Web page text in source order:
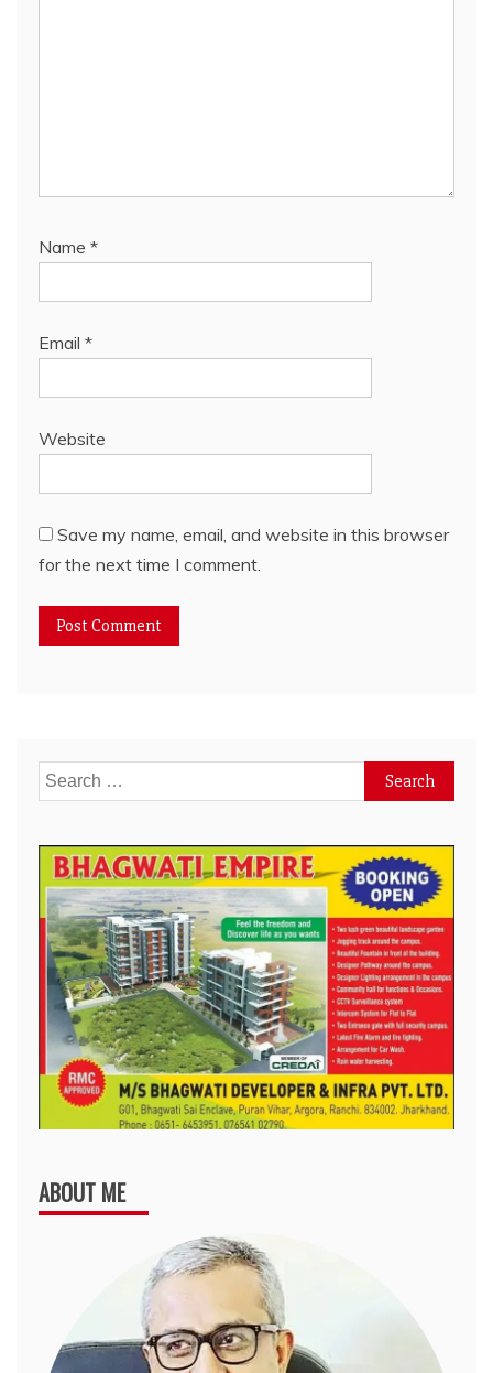
Name *
Email *
Website
Save my name, email, and website in this browser
for the next time I comment.
Search
for:
ABOUT ME